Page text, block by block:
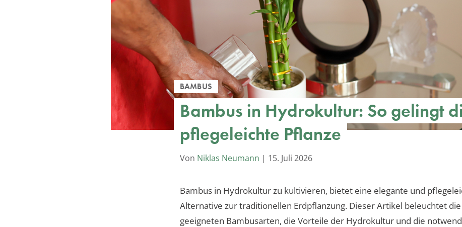
BAMBUS
Bambus in Hydrokultur: So gelingt
pflegeleichte Pflanze
Von Niklas Neumann | 15. Juli 2026
Bambus in Hydrokultur zu kultivieren, bietet eine elegante und
Alternative zur traditionellen Erdpflanzung. Dieser Artikel beleuchtet die
geeigneten Bambusarten, die Vorteile der Hydrokultur und die